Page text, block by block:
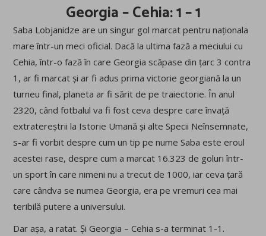
Georgia – Cehia: 1 – 1
Saba Lobjanidze are un singur gol marcat pentru naționala
mare într-un meci oficial. Dacă la ultima fază a meciului cu
Cehia, într-o fază în care Georgia scăpase din țarc 3 contra
1, ar fi marcat și ar fi adus prima victorie georgiană la un
turneu final, planeta ar fi sărit de pe traiectorie. În anul
2320, când fotbalul va fi fost ceva despre care învață
extratereștrii la Istorie Umană și alte Specii Neînsemnate,
s-ar fi vorbit despre cum un tip pe nume Saba este eroul
acestei rase, despre cum a marcat 16.323 de goluri într-
un sport în care nimeni nu a trecut de 1000, iar ceva țară
care cândva se numea Georgia, era pe vremuri cea mai
teribilă putere a universului.
Dar așa, a ratat. Și Georgia – Cehia s-a terminat 1-1.